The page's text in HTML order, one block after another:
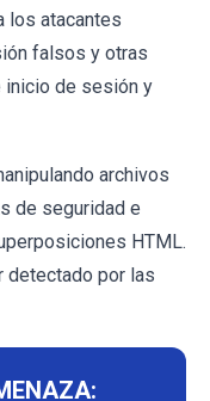
los atacantes
falsos y otras
inicio de sesión y
archivos
de seguridad e
HTML.
detectado por las